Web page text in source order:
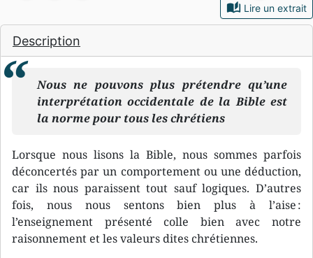
auto_stories Lire un extrait
Description
Nous ne pouvons plus prétendre qu’une
interprétation occidentale de la Bible est
la norme pour tous les chrétiens
Lorsque nous lisons la Bible, nous sommes parfois
déconcertés par un comportement ou une déduction,
car ils nous paraissent tout sauf logiques. D’autres
fois, nous nous sentons bien plus à l’aise :
l’enseignement présenté colle bien avec notre
raisonnement et les valeurs dites chrétiennes.